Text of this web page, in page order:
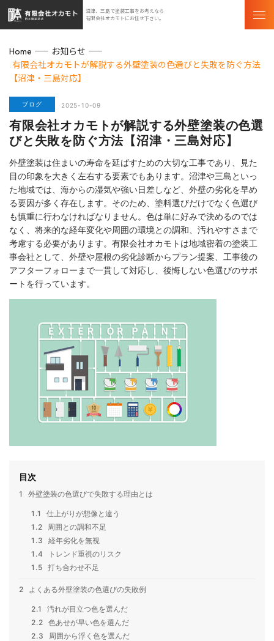
沼津、三島で塗装工事をお考えなら
有限会社オカモトにお任せ下さい。
Home
お知らせ
有限会社オカモトが解説する外壁塗装の色選びと失敗を防ぐ方法
【沼津・三島対応】
ブログ 2025-10-09
有限会社オカモトが解説する外壁塗装の色選
びと失敗を防ぐ方法【沼津・三島対応】
外壁塗装は住まいの寿命を延ばすための大切な工事であり、見た
目の印象を大きく左右する要素でもあります。沼津や三島といっ
た地域では、海からの湿気や強い日差しなど、外壁の劣化を早め
る要因が多く存在します。そのため、塗料選びだけでなく色選び
も慎重に行わなければなりません。色は単に好みで決めるのでは
なく、将来的な経年変化や周囲の環境との調和、汚れやすさまで
考慮する必要があります。有限会社オカモトは地域密着の塗装工
事会社として、外壁や屋根の劣化診断からプラン提案、工事後の
アフターフォローまで一貫して対応し、後悔しない色選びのサポ
ートを行っています。
目次
1 外壁塗装の色選びで失敗する理由とは
1.1
仕上がりが想像と違う
1.2
周囲との調和不足
1.3
経年劣化を無視
1.4
トレンド重視のリスク
1.5 打ち合わせ不足
2 よくある外壁塗装の色選びの失敗例
2.1
汚れが目立つ色を選んだ
2.2 色あせが早い色を選んだ
2.3
周囲から浮く色を選んだ